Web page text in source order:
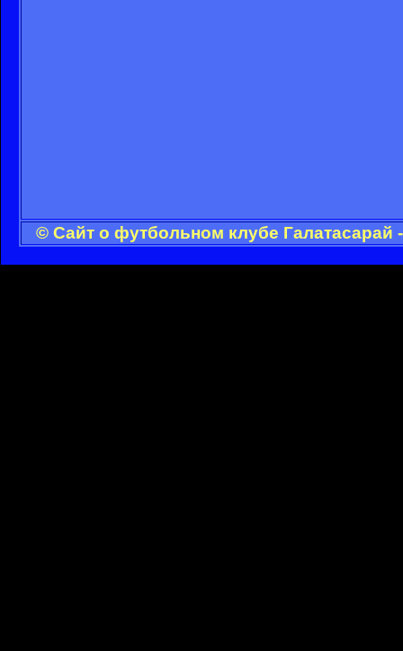
© Сайт о футбольном клубе